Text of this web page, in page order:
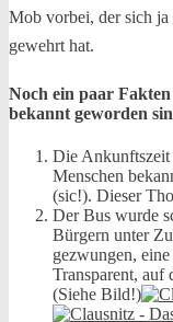
Mob vorbei, der sich ja
gewehrt hat.
Noch ein paar
bekannt geworden
Die Ankunftszeit
Menschen
(sic!). Dieser
Der Bus wurde
Bürgern unter
gezwungen,
Transparent, auf
(Siehe Bild!)